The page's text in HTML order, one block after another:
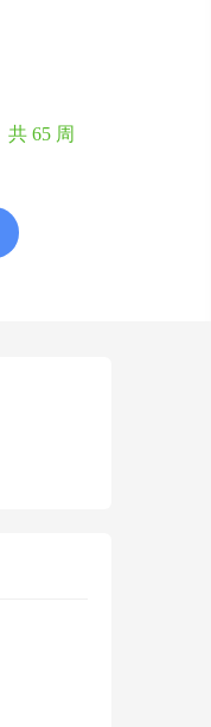
共 65 周